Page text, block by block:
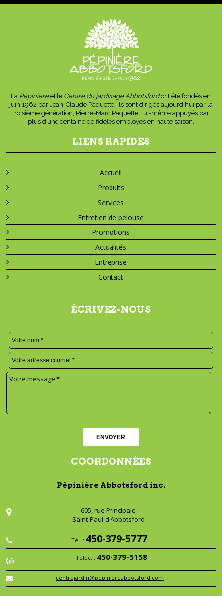
La Pépinièreet le Centre du jardinage Abbotsfordont été fondés en
juin 1962 par Jean-Claude Paquette. Ils sont dirigés aujourd’hui par la
troisième génération, Pierre-Marc Paquette, lui-même appuyés par
plus d’une centaine de fidèles employés en haute saison.
LIENS RAPIDES
Accueil
Produits
Services
Entretien de pelouse
Promotions
Actualités
Entreprise
Contact
ÉCRIVEZ-NOUS
COORDONNÉES
Pépinière Abbotsford inc.
605, rue Principale
Saint-Paul-d'Abbotsford
Tél. : 450-379-5777
Téléc. : 450-379-5158
centrejardin@pepiniereabbotsford.com